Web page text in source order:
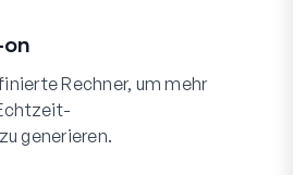
Rechner, um mehr
generieren.